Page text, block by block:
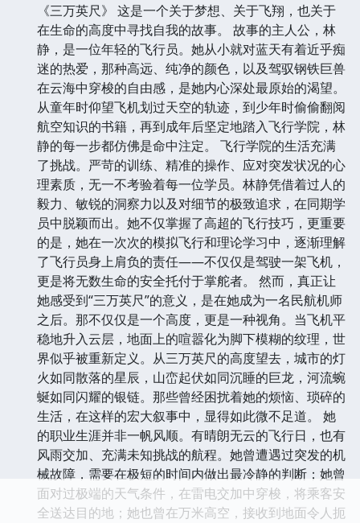
《三万英尺》 这是一个关于梦想、关于飞翔，也关于
在生命的高度中寻找自我的故事。 故事的主人公，林
静，是一位年轻的飞行员。她从小就对蓝天有着近乎痴
迷的热爱，那种高远、纯净的颜色，以及驾驭钢铁巨兽
在云海中穿梭的自由感，是她内心深处最原始的渴望。
从童年时仰望飞机划过天空的轨迹，到少年时偷偷翻阅
航空知识的书籍，再到成年后坚定地踏入飞行学院，林
静的每一步都仿佛是命中注定。 飞行学院的生活充满
了挑战。严苛的训练、精准的操作、应对突发状况的心
理素质，无一不考验着每一位学员。林静凭借着过人的
毅力、敏锐的洞察力以及对细节的极致追求，在同期学
员中脱颖而出。她不仅掌握了高超的飞行技巧，更重要
的是，她在一次次的模拟飞行和理论学习中，逐渐理解
了飞行员身上肩负的责任——不仅仅是驾驶一架飞机，
更是将无数生命的安全托付于掌舵者。 然而，真正让
她感受到“三万英尺”的意义，是在她成为一名民航机师
之后。那不仅仅是一个高度，更是一种视角。当飞机平
稳地升入云层，地面上的喧嚣化为脚下模糊的纹理，世
界似乎被重新定义。从三万英尺的高度望去，城市的灯
火如同散落的星辰，山峦起伏如同沉睡的巨龙，河流蜿
蜒如同闪耀的银链。那些曾经困扰着她的烦恼、琐碎的
生活，在这样的宏大叙事中，显得如此微不足道。 她
的职业生涯并非一帆风顺。有晴朗无云的飞行日，也有
风雨交加、充满未知挑战的航程。她曾遭遇过突发的机
械故障，需要在极短的时间内做出最冷静的判断；她曾
面对过极端的天气条件，在雷电交加中穿梭，将乘客安
全送达目的地；她也曾在万米高空，接收到地面令人扼